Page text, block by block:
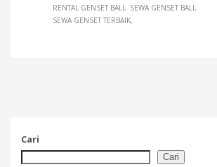
RENTAL GENSET BALI
SEWA GENSET BALI
SEWA GENSET TERBAIK
Cari
Cari